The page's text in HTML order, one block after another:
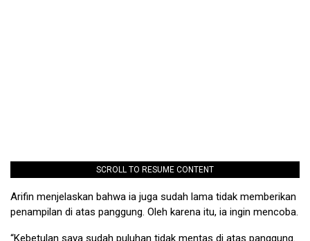
SCROLL TO RESUME CONTENT
Arifin menjelaskan bahwa ia juga sudah lama tidak memberikan
penampilan di atas panggung. Oleh karena itu, ia ingin mencoba.